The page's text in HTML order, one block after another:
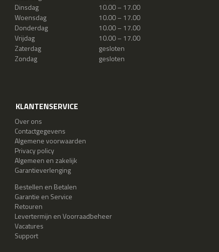
Dinsdag
10.00 – 17.00
Woensdag
10.00 – 17.00
Donderdag
10.00 – 17.00
Vrijdag
10.00 – 17.00
Zaterdag
gesloten
Zondag
gesloten
KLANTENSERVICE
Over ons
Contactgegevens
Algemene voorwaarden
Privacy policy
Algemeen en zakelijk
Garantieverlenging
Bestellen en Betalen
Garantie en Service
Retouren
Levertermijn en Voorraadbeheer
Vacatures
Support